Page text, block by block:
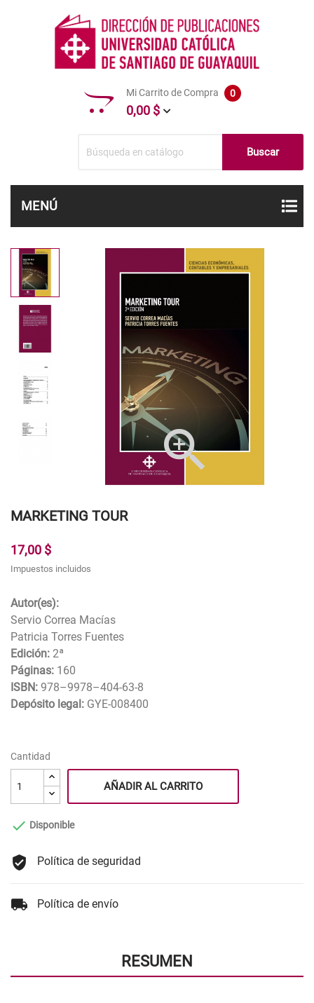
Mi Carrito de Compra 0
0,00 $
Buscar
MENÚ

MARKETING TOUR
17,00 $
Impuestos incluidos
Autor(es):
Servio Correa Macías
Patricia Torres Fuentes
Edición: 2ª
Páginas: 160
ISBN: 978–9978–404-63-8
Depósito legal: GYE-008400
Cantidad
AÑADIR AL CARRITO
 Disponible
Política de seguridad
Política de envío
RESUMEN